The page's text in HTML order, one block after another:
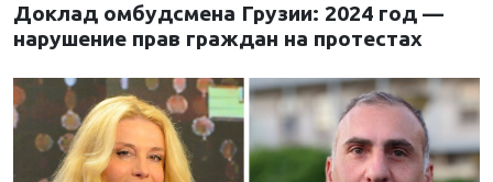
Доклад омбудсмена Грузии: 2024 год —
нарушение прав граждан на протестах